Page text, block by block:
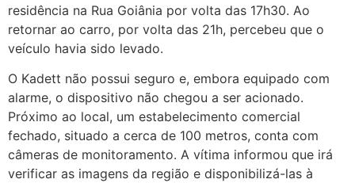
residência na Rua Goiânia por volta das 17h30. Ao
retornar ao carro, por volta das 21h, percebeu que o
veículo havia sido levado.
O Kadett não possui seguro e, embora equipado com
alarme, o dispositivo não chegou a ser acionado.
Próximo ao local, um estabelecimento comercial
fechado, situado a cerca de 100 metros, conta com
câmeras de monitoramento. A vítima informou que irá
verificar as imagens da região e disponibilizá-las à